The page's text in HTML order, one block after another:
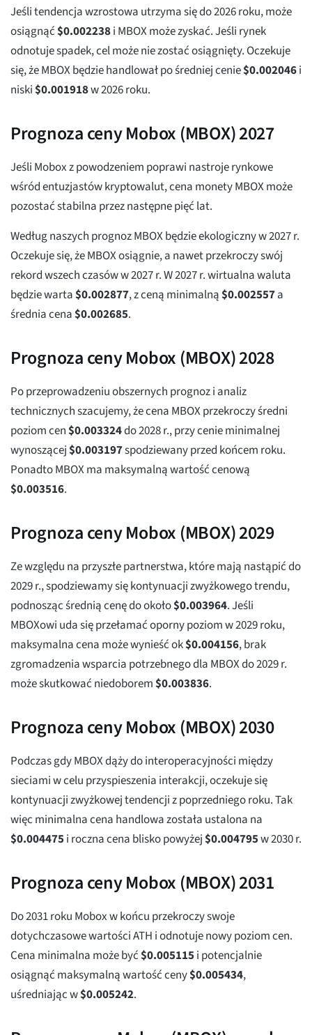
Jeśli tendencja wzrostowa utrzyma się do 2026 roku, może
osiągnąć$0.002238i MBOX może zyskać. Jeśli rynek
odnotuje spadek, cel może nie zostać osiągnięty. Oczekuje
się, że MBOX będzie handlował po średniej cenie$0.002046i
niski$0.001918w 2026 roku.
Prognoza ceny Mobox (MBOX) 2027
Jeśli Mobox z powodzeniem poprawi nastroje rynkowe
wśród entuzjastów kryptowalut, cena monety MBOX może
pozostać stabilna przez następne pięć lat.
Według naszych prognoz MBOX będzie ekologiczny w 2027 r.
Oczekuje się, że MBOX osiągnie, a nawet przekroczy swój
rekord wszech czasów w 2027 r. W 2027 r. wirtualna waluta
będzie warta$0.002877, z ceną minimalną$0.002557a
średnia cena$0.002685.
Prognoza ceny Mobox (MBOX) 2028
Po przeprowadzeniu obszernych prognoz i analiz
technicznych szacujemy, że cena MBOX przekroczy średni
poziom cen$0.003324do 2028 r., przy cenie minimalnej
wynoszącej$0.003197spodziewany przed końcem roku.
Ponadto MBOX ma maksymalną wartość cenową
$0.003516.
Prognoza ceny Mobox (MBOX) 2029
Ze względu na przyszłe partnerstwa, które mają nastąpić do
2029 r., spodziewamy się kontynuacji zwyżkowego trendu,
podnosząc średnią cenę do około$0.003964. Jeśli
MBOXowi uda się przełamać oporny poziom w 2029 roku,
maksymalna cena może wynieść ok$0.004156, brak
zgromadzenia wsparcia potrzebnego dla MBOX do 2029 r.
może skutkować niedoborem$0.003836.
Prognoza ceny Mobox (MBOX) 2030
Podczas gdy MBOX dąży do interoperacyjności między
sieciami w celu przyspieszenia interakcji, oczekuje się
kontynuacji zwyżkowej tendencji z poprzedniego roku. Tak
więc minimalna cena handlowa została ustalona na
$0.004475i roczna cena blisko powyżej$0.004795w 2030 r.
Prognoza ceny Mobox (MBOX) 2031
Do 2031 roku Mobox w końcu przekroczy swoje
dotychczasowe wartości ATH i odnotuje nowy poziom cen.
Cena minimalna może być$0.005115i potencjalnie
osiągnąć maksymalną wartość ceny$0.005434,
uśredniając w$0.005242.